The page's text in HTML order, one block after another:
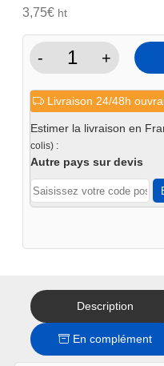
3,75€ht
-
quantité
Pinceau
35mm
+
Livraison 24/48h
Estimer la livraison en
colis) :
Autre pays sur devis
Description
En complément